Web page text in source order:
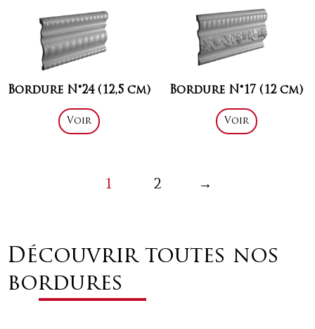
Bordure N°24 (12,5 cm)
Voir
Bordure N°17 (12 cm)
Voir
1 2 →
Découvrir toutes nos
bordures